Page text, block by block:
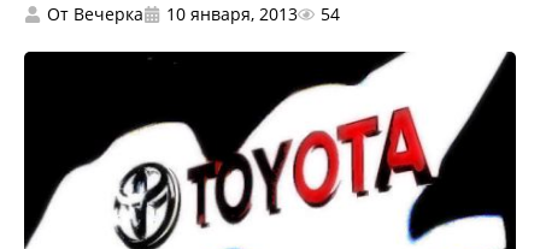
От Вечерка 10 января, 2013 54